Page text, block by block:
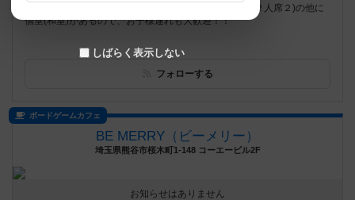
岩手県奥州市水沢 4号線沿い テーブル席(４人席４・２人席２)の他に
個室(和室)があるので、お子様連れも大歓迎！！
フォローする
ボードゲームカフェ
BE MERRY（ビーメリー）
埼玉県熊谷市桜木町1-148 コーエービル2F
お知らせはありません
しばらく表示しない